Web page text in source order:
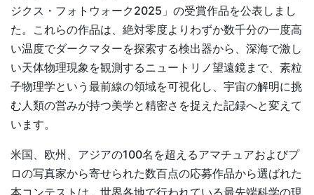
ジクス・フォトウォーク2025」の受賞作品を公表しまし
た。これらの作品は、絶対零度よりわずか数千分の一度高
い温度でダークマターを探索する検出器から、深海で激し
い天体物理現象を観測するニュートリノ望遠鏡まで、素粒
子物理学という最前線の領域を可視化し、宇宙の解明に挑
む人類の営みが持つ美学と精密さを捉えた記録へと変えて
います。
米国、欧州、アジアの100名を超えるアマチュアおよびプ
ロの写真家から寄せられた数百点の応募作品から選ばれた